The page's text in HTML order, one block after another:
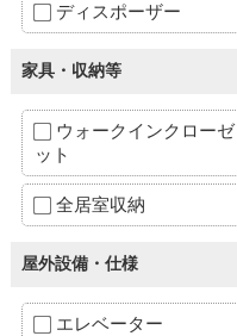
ディスポーザー
家具・収納等
ウォークインクローゼ
ット
全居室収納
屋外設備・仕様
エレベーター